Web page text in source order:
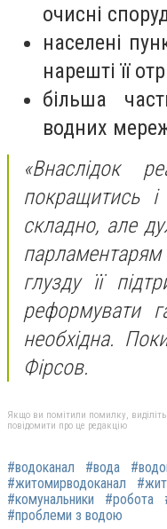
очисні
населені
нарешті її
більша
водних
«Внаслідок
покращитись
складно, але
глузду її
реформувати
необхідна.
Фірсов.
Якщо ви помітили помилку, виділіть
повідомити про це редакцію
#водоканал #вода
#житомирводоканал
#комунальники
#робота
#проблеми з водою